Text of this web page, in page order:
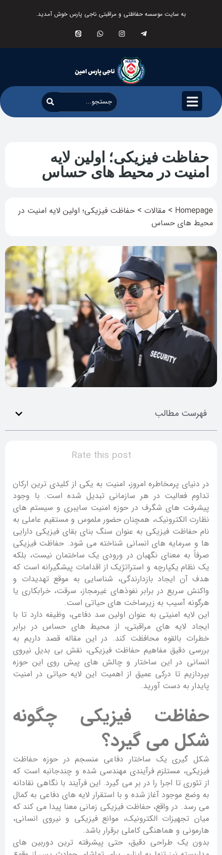
به سایت موسسه حفاظتی و مراقبتی ناجی پارس خوش آمدید.
حفاظت فیزیکی؛ اولین لایه
امنیت در محیط های حساس
Homepage
> مقالات > حفاظت فیزیکی؛ اولین لایه امنیت در
محیط های حساس
فهرست مطالب
Rate this post
در دنیای پرمخاطره امروز، امنیت به یکی از کلیدی ترین ارکان
تداوم فعالیت در هر سازمانی تبدیل شده است. با وجود
پیشرفت های شگرف در حوزه امنیت سایبری و سیستم های
نظارت الکترونیک، همچنان حضور ملموس و مستقیم عاملی به
نام حفاظت فیزیکی به عنوان سنگ بنای بقای فیزیکی دارایی
ها و سرمایه های انسانی شناخته می شود. حفاظت فیزیکی
صرفاً به معنای نگهبان در ورودی یک ساختمان نیست، بلکه
یک نظام یکپارچه و استراتژیک از اقدامات پیشگیرانه است که
هدف آن ایجاد بازدارندگی، شناسایی به موقع تهدیدات و
واکنش سریع در برابر نفوذهای غیرمجاز، سرقت، خرابکاری یا
هرگونه آسیب به زیرساخت های حیاتی است.
این لایه امنیتی به عنوان اولین سد دفاعی، وظیفه دارد تا با
ایجاد لایه های مراقبتی، از محیط های حساس در برابر
خطرات بالقوه محافظت کند. در این مقاله قصد داریم به
بررسی دقیق مفاهیم حفاظت فیزیکی، نقش بی بدیل نیروی
انسانی در این ساختار و چالش های پیش روی این حوزه
بپردازیم تا درکی عمیق از اهمیت این لایه حیاتی در امنیت
پایدار به دست آورید.
حفاظت فیزیکی چگونه
شکل می گیرد؟
شکل گیری یک ساختار دفاعی منسجم در حوزه حفاظت
فیزیکی، مستلزم فرآیندی مهندسی شده و چندجانبه است که
از تئوری تا اجرا را در بر می گیرد. این فرآیند با نگاهی نقادانه
به وضع موجود آغاز شده و با استقرار لایه های دفاعی به کمال
می رسد. در واقع، حفاظت فیزیکی زمانی معنا پیدا می کند که
میان تجهیزات الکترونیک، موانع فیزیکی و نیروی انسانی،
هارمونی و هماهنگی کاملی برقرار باشد.
بدون یک طراحی دقیق، حتی پیشرفته ترین دوربین های